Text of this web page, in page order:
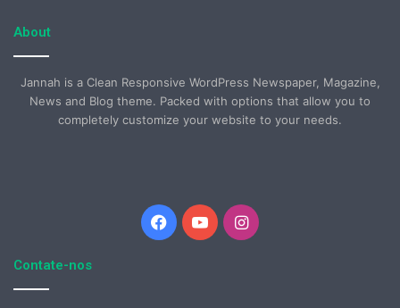
About
Jannah is a Clean Responsive WordPress Newspaper, Magazine,
News and Blog theme. Packed with options that allow you to
completely customize your website to your needs.
Facebook
YouTubeInstagram
Contate-nos